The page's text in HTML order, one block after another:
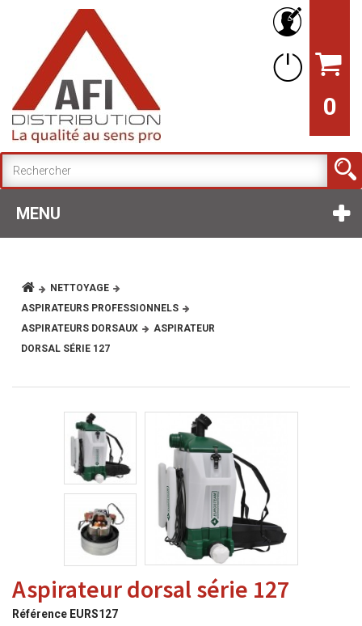
0
MENU
NETTOYAGE
ASPIRATEURS PROFESSIONNELS
ASPIRATEURS DORSAUX
ASPIRATEUR
DORSAL SÉRIE 127
Aspirateur dorsal série 127
Référence EURS127